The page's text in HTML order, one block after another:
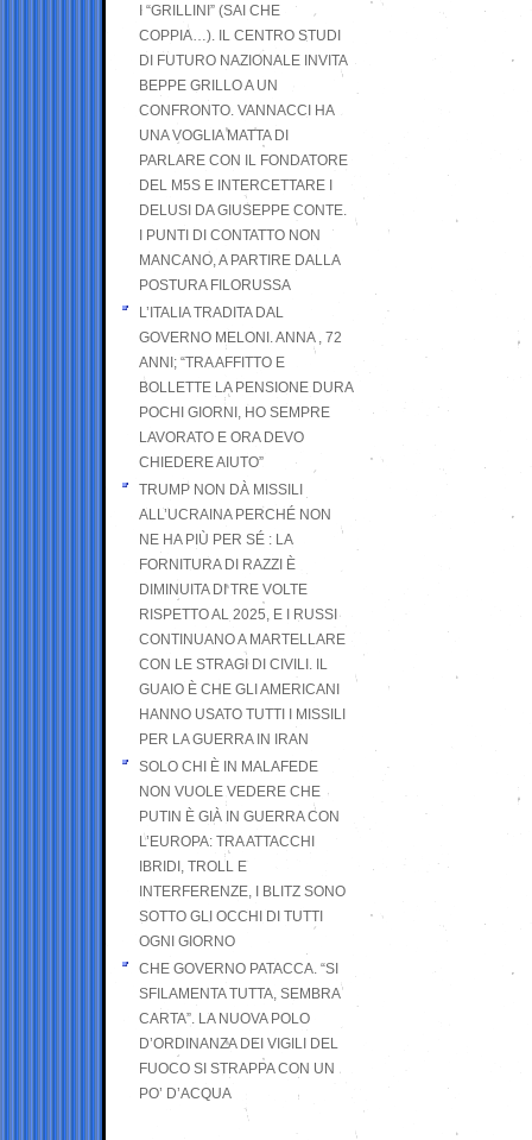
I “GRILLINI” (SAI CHE
COPPIA…). IL CENTRO STUDI
DI FUTURO NAZIONALE INVITA
BEPPE GRILLO A UN
CONFRONTO. VANNACCI HA
UNA VOGLIA MATTA DI
PARLARE CON IL FONDATORE
DEL M5S E INTERCETTARE I
DELUSI DA GIUSEPPE CONTE.
I PUNTI DI CONTATTO NON
MANCANO, A PARTIRE DALLA
POSTURA FILORUSSA
L’ITALIA TRADITA DAL
GOVERNO MELONI. ANNA , 72
ANNI; “TRA AFFITTO E
BOLLETTE LA PENSIONE DURA
POCHI GIORNI, HO SEMPRE
LAVORATO E ORA DEVO
CHIEDERE AIUTO”
TRUMP NON DÀ MISSILI
ALL’UCRAINA PERCHÉ NON
NE HA PIÙ PER SÉ : LA
FORNITURA DI RAZZI È
DIMINUITA DI TRE VOLTE
RISPETTO AL 2025, E I RUSSI
CONTINUANO A MARTELLARE
CON LE STRAGI DI CIVILI. IL
GUAIO È CHE GLI AMERICANI
HANNO USATO TUTTI I MISSILI
PER LA GUERRA IN IRAN
SOLO CHI È IN MALAFEDE
NON VUOLE VEDERE CHE
PUTIN È GIÀ IN GUERRA CON
L’EUROPA: TRA ATTACCHI
IBRIDI, TROLL E
INTERFERENZE, I BLITZ SONO
SOTTO GLI OCCHI DI TUTTI
OGNI GIORNO
CHE GOVERNO PATACCA. “SI
SFILAMENTA TUTTA, SEMBRA
CARTA”. LA NUOVA POLO
D’ORDINANZA DEI VIGILI DEL
FUOCO SI STRAPPA CON UN
PO’ D’ACQUA